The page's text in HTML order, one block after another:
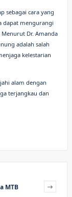
sebagai cara yang
dapat mengurangi
Dr. Amanda
adalah salah
kelestarian
alam dengan
terjangkau dan
MTB